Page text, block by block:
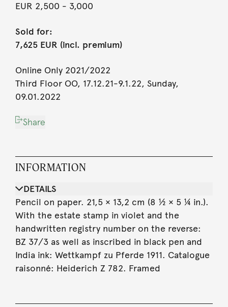
EUR 2,500 - 3,000
Sold for:
7,625 EUR (incl. premium)
Online Only 2021/2022
Third Floor OO, 17.12.21-9.1.22, Sunday,
09.01.2022
Share
INFORMATION
DETAILS
Pencil on paper. 21,5 × 13,2 cm (8 ½ × 5 ¼ in.).
With the estate stamp in violet and the
handwritten registry number on the reverse:
BZ 37/3 as well as inscribed in black pen and
India ink: Wettkampf zu Pferde 1911. Catalogue
raisonné: Heiderich Z 782. Framed